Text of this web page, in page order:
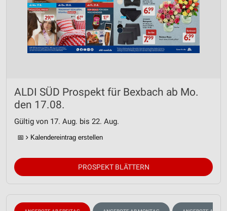
ALDI SÜD Prospekt für Bexbach ab Mo.
den 17.08.
Gültig von 17. Aug. bis 22. Aug.
📅 Kalendereintrag erstellen
PROSPEKT BLÄTTERN